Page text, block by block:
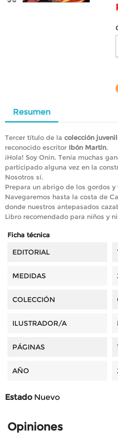
Resumen
Tercer título de la colección
reconocido escritor Ibón Martín.
¡Hola! Soy Onin. Tenía muchas
participado alguna vez en la
Nosotros sí.
Prepara un abrigo de los gordos y
Navegaremos hasta la costa de
donde nuestros antepasados
Libro recomendado para niños y
Ficha técnica
EDITORIAL
MEDIDAS
COLECCIÓN
ILUSTRADOR/A
PÁGINAS
AÑO
Estado Nuevo
Opiniones